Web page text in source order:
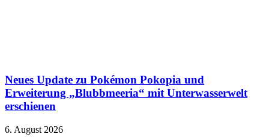
Neues Update zu Pokémon Pokopia und
Erweiterung „Blubbmeeria“ mit Unterwasserwelt
erschienen
6. August 2026